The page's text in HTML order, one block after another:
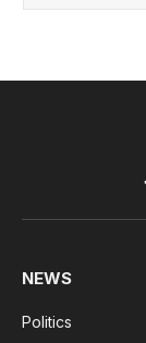
NEWS
Politics